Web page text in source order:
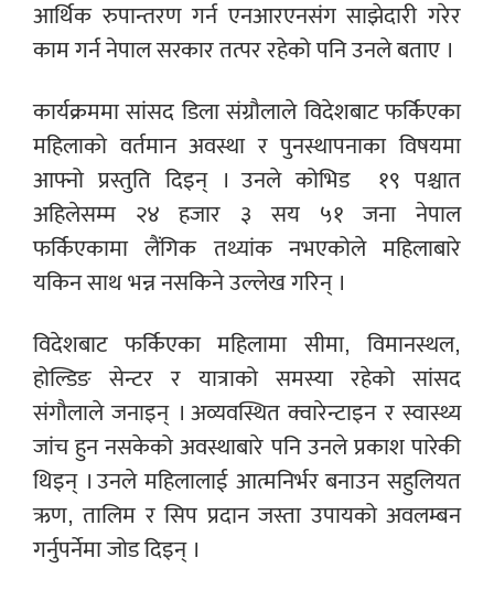
आर्थिक रुपान्तरण गर्न एनआरएनसंग साझेदारी गरेर
काम गर्न नेपाल सरकार तत्पर रहेको पनि उनले बताए ।
कार्यक्रममा सांसद डिला संग्रौलाले विदेशबाट फर्किएका
महिलाको वर्तमान अवस्था र पुनस्थापनाका विषयमा
आफ्नो प्रस्तुति दिइन् । उनले कोभिड १९ पश्चात
अहिलेसम्म २४ हजार ३ सय ५१ जना नेपाल
फर्किएकामा लैंगिक तथ्यांक नभएकोले महिलाबारे
यकिन साथ भन्न नसकिने उल्लेख गरिन् ।
विदेशबाट फर्किएका महिलामा सीमा, विमानस्थल,
होल्डिङ सेन्टर र यात्राको समस्या रहेको सांसद
संगौलाले जनाइन् । अव्यवस्थित क्वारेन्टाइन र स्वास्थ्य
जांच हुन नसकेको अवस्थाबारे पनि उनले प्रकाश पारेकी
थिइन् । उनले महिलालाई आत्मनिर्भर बनाउन सहुलियत
ऋण, तालिम र सिप प्रदान जस्ता उपायको अवलम्बन
गर्नुपर्नेमा जोड दिइन् ।